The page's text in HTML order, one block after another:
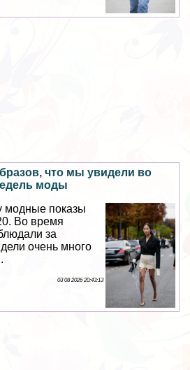
что мы увидели во
моды
модные показы
Во время
за
очень много
03 08 2026 20:43:13